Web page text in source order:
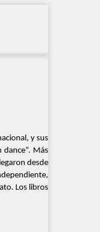
y sus
Más
desde
Los libros